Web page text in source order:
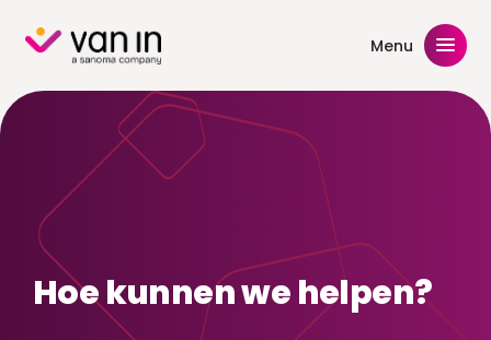
content Menu
Hoe kunnen we helpen?